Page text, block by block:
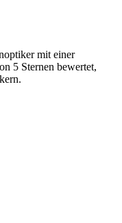
mit einer
5 Sternen bewertet,